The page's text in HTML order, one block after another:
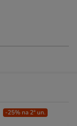
-25% na 2ª un.